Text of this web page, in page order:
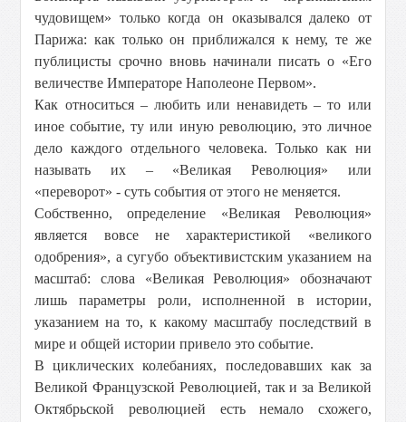
чудовищем» только когда он оказывался далеко от
Парижа: как только он приближался к нему, те же
публицисты срочно вновь начинали писать о «Его
величестве Императоре Наполеоне Первом».
Как относиться – любить или ненавидеть – то или
иное событие, ту или иную революцию, это личное
дело каждого отдельного человека. Только как ни
называть их – «Великая Революция» или
«переворот» - суть события от этого не меняется.
Собственно, определение «Великая Революция»
является вовсе не характеристикой «великого
одобрения», а сугубо объективистским указанием на
масштаб: слова «Великая Революция» обозначают
лишь параметры роли, исполненной в истории,
указанием на то, к какому масштабу последствий в
мире и общей истории привело это событие.
В циклических колебаниях, последовавших как за
Великой Французской Революцией, так и за Великой
Октябрьской революцией есть немало схожего,